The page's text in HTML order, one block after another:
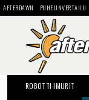
AFTERDAWN PUHELINVERTAILU
ROBOTTI-IMURIT